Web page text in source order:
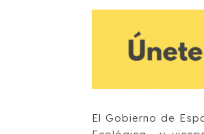
El Gobierno de